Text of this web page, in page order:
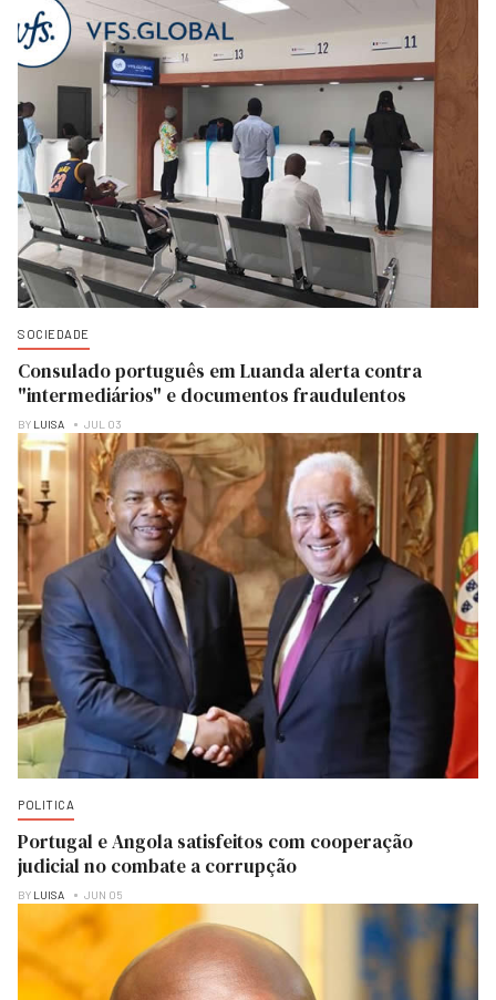
SOCIEDADE
Consulado português em Luanda alerta contra
"intermediários" e documentos fraudulentos
BY LUISA JUL 03
POLITICA
Portugal e Angola satisfeitos com cooperação
judicial no combate a corrupção
BY LUISA JUN 05